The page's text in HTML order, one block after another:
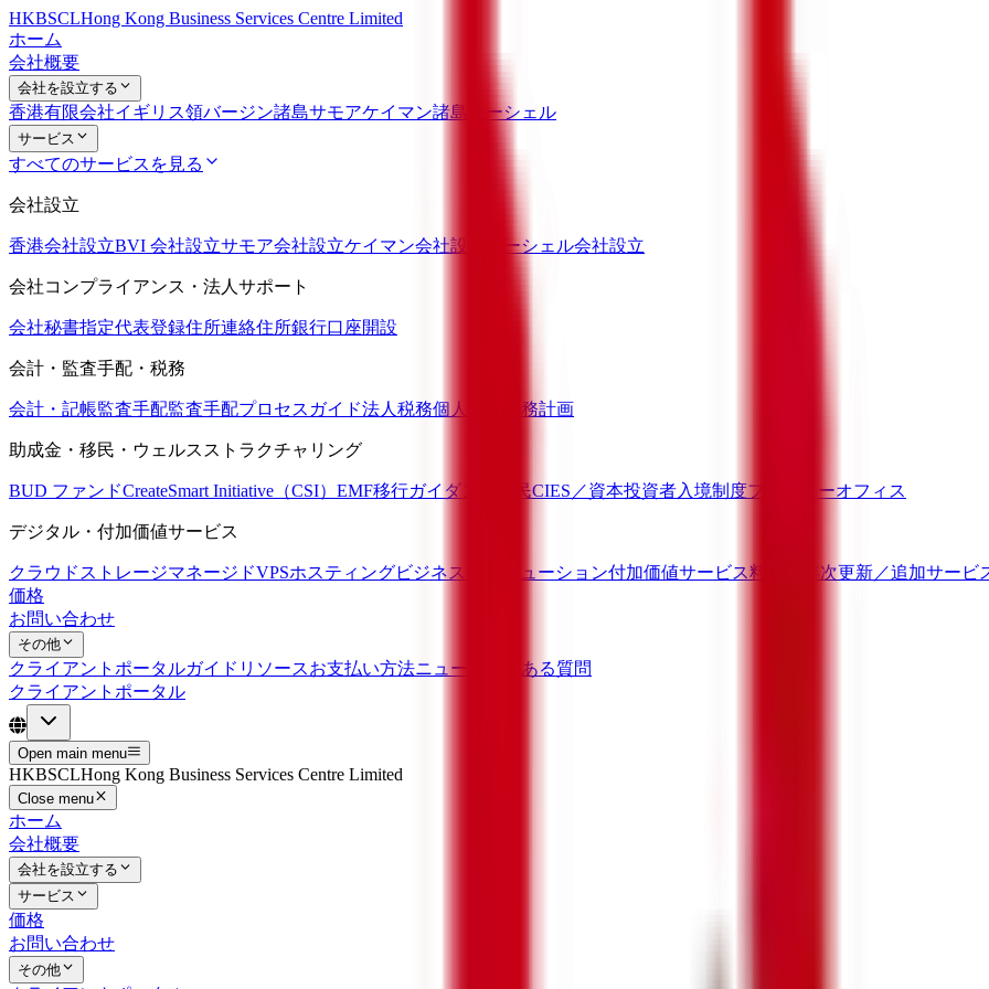
HKBSCLHong Kong Business Services Centre Limited
ホーム
会社概要
会社を設立する
香港有限会社イギリス領バージン諸島サモアケイマン諸島 セーシェル
サービス
すべてのサービスを見る
会社設立
香港会社設立BVI 会社設立サモア会社設立ケイマン会社設立 セーシェル会社設立
会社コンプライアンス・法人サポート
会社秘書指定代表登録住所連絡住所銀行口座開設
会計・監査手配・税務
会計・記帳監査手配監査手配プロセスガイド法人税務個人税務 税務計画
助成金・移民・ウェルスストラクチャリング
BUD ファンドCreateSmart Initiative（CSI） EMF移行ガイダンス 移民CIES／資本投資者入境制度ファミリーオフィス
デジタル・付加価値サービス
クラウドストレージマネージドVPSホスティングビジネスAIソリューション付加価値サービス料金／年次更新／追加サービ
価格
お問い合わせ
その他
クライアントポータルガイド リソースお支払い方法ニュース
よくある質問
クライアントポータル
Open main menu
HKBSCLHong Kong Business Services Centre Limited
Close menu
ホーム
会社概要
会社を設立する
サービス
価格
お問い合わせ
その他